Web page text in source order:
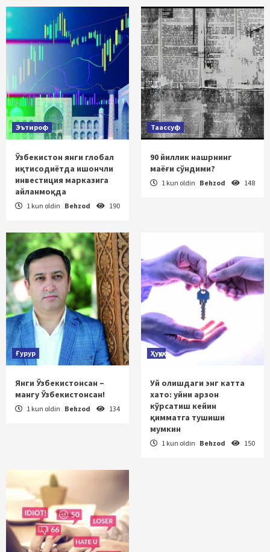
Эътироф
Ўзбекистон янги глобал
иқтисодиётда ишончли
инвестиция марказига
айланмоқда
1 kun oldin Behzod 190
Таассуф
90 йиллик нашрнинг
маёғи сўндими?
1 kun oldin Behzod 148
Ғурур
Янги Ўзбекистонсан –
мангу Ўзбекистонсан!
1 kun oldin Behzod 134
Ҳуқуқ
Уй олишдаги энг катта
хато: уйни арзон
кўрсатиш кейин
қимматга тушиши
мумкин
1 kun oldin Behzod 150